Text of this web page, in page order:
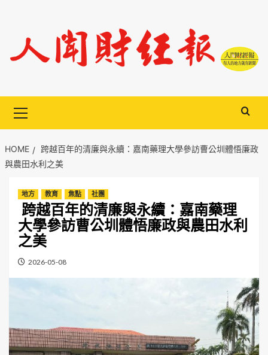
content
Menu
HOME
跨越百年的清廉與永續：嘉南藥理大學參訪曹公圳體悟廉政
與農田水利之美
地方 教育 焦點 社團
跨越百年的清廉與永續：嘉南藥理
大學參訪曹公圳體悟廉政與農田水利
之美
2026-05-08